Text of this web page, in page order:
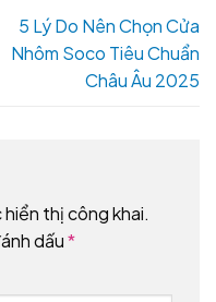
5 Lý Do Nên Chọn Cửa
Nhôm Soco Tiêu Chuẩn
Châu Âu 2025
thị công khai.
dấu*